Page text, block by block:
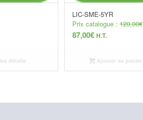
détails
LIC-SME-5YR
Prix catalogue :120,00€
87,00€ H.T.
Ajouter au panier